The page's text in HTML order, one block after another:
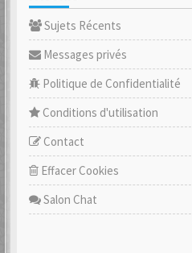
Sujets Récents
Messages privés
Politique de Confidentialité
Conditions d'utilisation
Contact
Effacer Cookies
Salon Chat